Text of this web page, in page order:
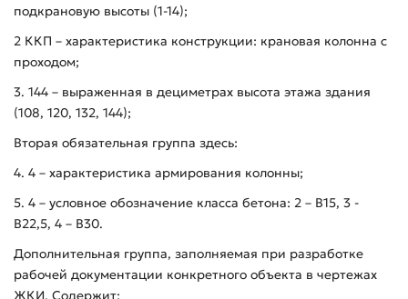
подкрановую высоты (1-14);
2 ККП – характеристика конструкции: крановая колонна с
проходом;
3. 144 – выраженная в дециметрах высота этажа здания
(108, 120, 132, 144);
Вторая обязательная группа здесь:
4. 4 – характеристика армирования колонны;
5. 4 – условное обозначение класса бетона: 2 – В15, 3 -
В22,5, 4 – В30.
Дополнительная группа, заполняемая при разработке
рабочей документации конкретного объекта в чертежах
ЖКИ. Содержит: